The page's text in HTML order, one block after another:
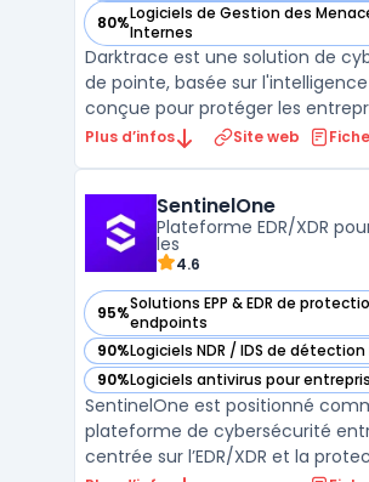
80%Logiciels de Gestion des
Internes
— voir Darktrace dans cette catégorie
Darktrace est une solution de
de pointe, basée sur
conçue pour protéger les
toutes tailles contre des
Darktrace est capable d'identifier
anomalies et ...
Plus d’infos Site web
SentinelOne
Plateforme EDR/XDR
les
4.6
95%Solutions EPP & EDR de
endpoints
— voir SentinelOne dans cette
90%Logiciels NDR / IDS de
— voir SentinelOne dans cette
90%Logiciels antivirus pour
— voir SentinelOne dans cette
SentinelOne est positionné
plateforme de cybersécurité
centrée sur l’EDR/XDR et la